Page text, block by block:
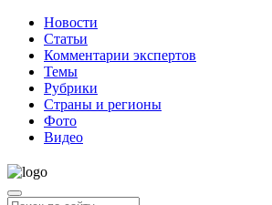
Новости
Статьи
Комментарии экспертов
Темы
Рубрики
Страны и регионы
Фото
Видео